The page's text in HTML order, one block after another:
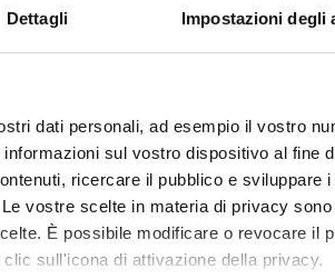
Dettagli Impostazioni degli
dati personali, ad esempio il vostro
sul vostro dispositivo al fine
ricercare il pubblico e sviluppare
vostre scelte in materia di privacy
È possibile modificare o revocare il
sull'icona di attivazione della privacy.
funzionale e di espressione
Molecolare
funzionale e di espressione
Biology (DM) (DM)
Molecolare
Biology (DM) (DM)